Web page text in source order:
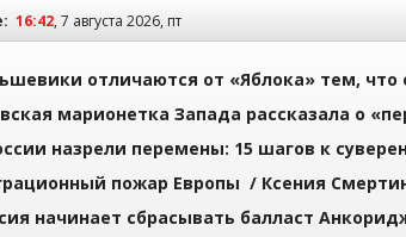
16:42, 7 августа 2026, пт
отличаются от «Яблока» тем,
марионетка Запада рассказала о
назрели перемены: 15 шагов к
пожар Европы / Ксения
начинает сбрасывать балласт